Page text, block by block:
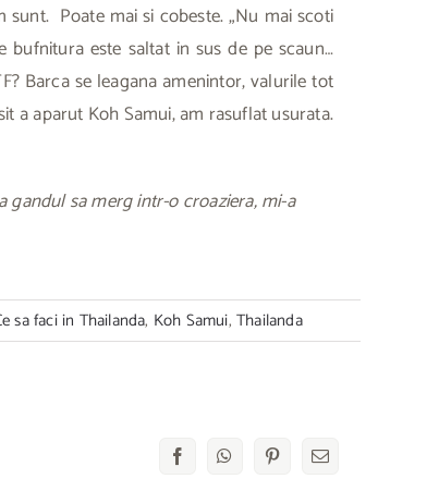
sunt. Poate mai si cobeste. „Nu mai scoti
bufnitura este saltat in sus de pe scaun…
Barca se leagana amenintor, valurile tot
a aparut Koh Samui, am rasuflat usurata.
gandul sa merg intr-o croaziera, mi-a
sa faci in Thailanda, Koh Samui, Thailanda
FacebookWhatsAppPinterest
E-